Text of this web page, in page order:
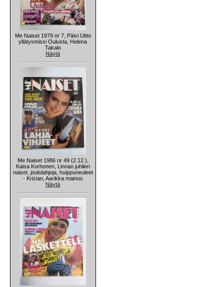
Me Naiset 1979 nr 7, Päivi Uitto
yllätysmissi Oulusta, Helena
Takalo
Näytä
Me Naiset 1986 nr 49 (2.12.),
Kaisa Korhonen, Linnan juhlien
naiset, joululahjoja, huippuneuleet
- Krizian, Aarikka mainos
Näytä